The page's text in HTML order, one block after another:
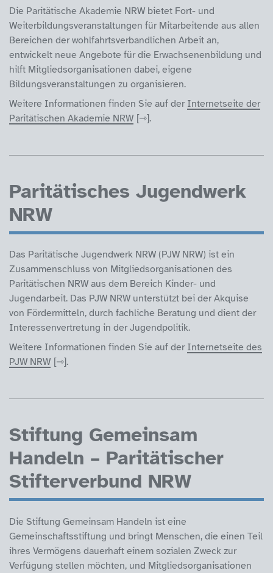
Die Paritätische Akademie NRW bietet Fort- und
Weiterbildungsveranstaltungen für Mitarbeitende aus allen
Bereichen der wohlfahrtsverbandlichen Arbeit an,
entwickelt neue Angebote für die Erwachsenenbildung und
hilft Mitgliedsorganisationen dabei, eigene
Bildungsveranstaltungen zu organisieren.
Weitere Informationen finden Sie auf der Internetseite der
Paritätischen Akademie NRW
.
Paritätisches Jugendwerk
NRW
Das Paritätische Jugendwerk NRW (PJW NRW) ist ein
Zusammenschluss von Mitgliedsorganisationen des
Paritätischen NRW aus dem Bereich Kinder- und
Jugendarbeit. Das PJW NRW unterstützt bei der Akquise
von Fördermitteln, durch fachliche Beratung und dient der
Interessenvertretung in der Jugendpolitik.
Weitere Informationen finden Sie auf der Internetseite des
PJW NRW
.
Stiftung Gemeinsam
Handeln – Paritätischer
Stifterverbund NRW
Die Stiftung Gemeinsam Handeln ist eine
Gemeinschaftsstiftung und bringt Menschen, die einen Teil
ihres Vermögens dauerhaft einem sozialen Zweck zur
Verfügung stellen möchten, und Mitgliedsorganisationen